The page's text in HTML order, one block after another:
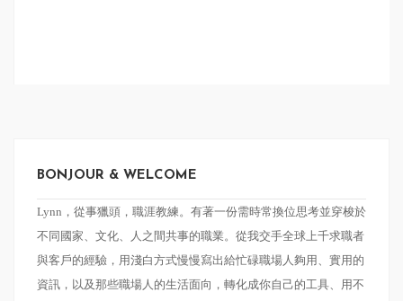
BONJOUR & WELCOME
Lynn，從事獵頭，職涯教練。有著一份需時常換位思考並穿梭於
不同國家、文化、人之間共事的職業。 從我交手全球上千求職者
與客戶的經驗，用淺白方式慢慢寫出給忙碌職場人夠用、實用的
資訊，以及那些職場人的生活面向，轉化成你自己的工具、用不